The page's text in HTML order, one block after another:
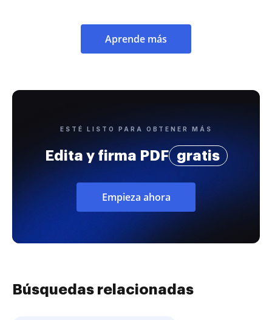
Aprende más
ESTÉ LISTO PARA OBTENER MÁS
Edita y firma PDF gratis
Empieza ahora
Búsquedas relacionadas